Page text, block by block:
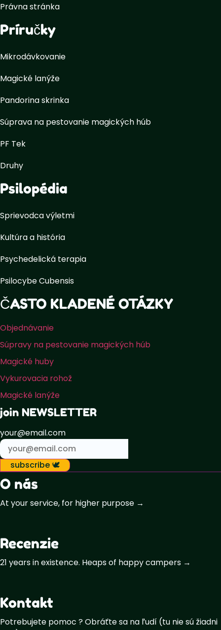
Právna stránka
Príručky
Mikrodávkovanie
Magické lanýže
Pandorina skrinka
Súprava na pestovanie magických húb
PF Tek
Druhy
Psilopédia
Sprievodca výletmi
Kultúra a história
Psychedelická terapia
Psilocybe Cubensis
ČASTO KLADENÉ OTÁZKY
Objednávanie
Súpravy na pestovanie magických húb
Magické huby
Vykurovacia rohož
Magické lanýže
join NEWSLETTER
your@email.com
subscribe 🕊️
O nás
At your service, for higher purpose →
Recenzie
21 years in existence. Heaps of happy campers →
Kontakt
Potrebujete pomoc ? Obráťte sa na ľudí (tu nie sú žiadni